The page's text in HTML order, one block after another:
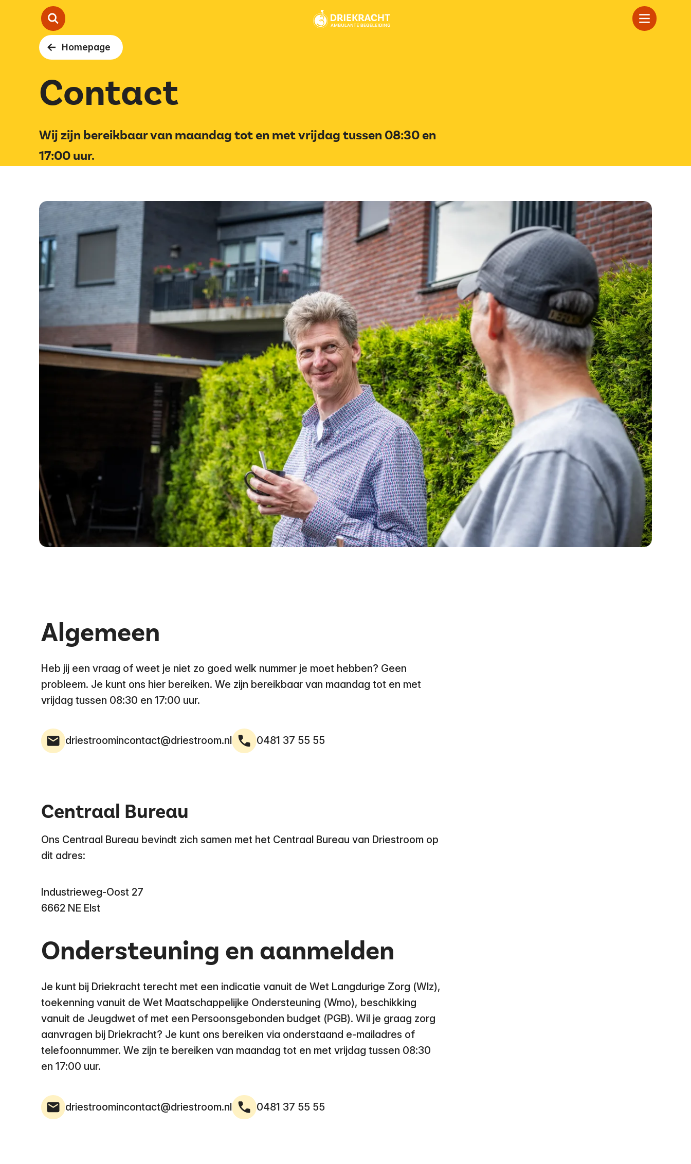
Ambulante begeleiding
Over ons
Voorlezen
Homepage
Contact
Wij zijn bereikbaar van maandag tot en met vrijdag tussen 08:30 en
17:00 uur.
Algemeen
Heb jij een vraag of weet je niet zo goed welk nummer je moet hebben? Geen
probleem. Je kunt ons hier bereiken. We zijn bereikbaar van maandag tot en met
vrijdag tussen 08:30 en 17:00 uur.
driestroomincontact@driestroom.nl 0481 37 55 55
Centraal Bureau
Ons Centraal Bureau bevindt zich samen met het Centraal Bureau van Driestroom op
dit adres:
Industrieweg-Oost 27
6662 NE Elst
Ondersteuning en aanmelden
Je kunt bij Driekracht terecht met een indicatie vanuit de Wet Langdurige Zorg (Wlz),
toekenning vanuit de Wet Maatschappelijke Ondersteuning (Wmo), beschikking
vanuit de Jeugdwet of met een Persoonsgebonden budget (PGB). Wil je graag zorg
aanvragen bij Driekracht? Je kunt ons bereiken via onderstaand e-mailadres of
telefoonnummer. We zijn te bereiken van maandag tot en met vrijdag tussen 08:30
en 17:00 uur.
driestroomincontact@driestroom.nl 0481 37 55 55